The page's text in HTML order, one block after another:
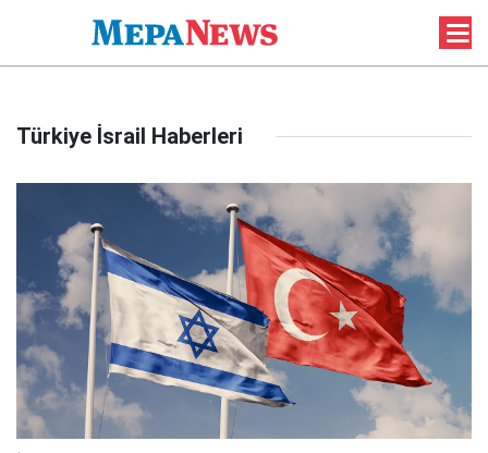
Türkiye İsrail Haberleri